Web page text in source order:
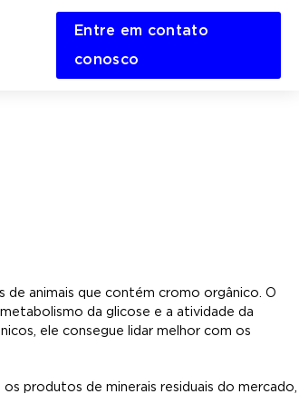
Entre em contato
conosco
animais que contém cromo orgânico. O
da glicose e a atividade da
ele consegue lidar melhor com os
produtos de minerais residuais do mercado,